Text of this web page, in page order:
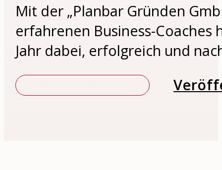
Mit der „Planbar Gründen
erfahrenen Business-
Jahr dabei, erfolgreich und